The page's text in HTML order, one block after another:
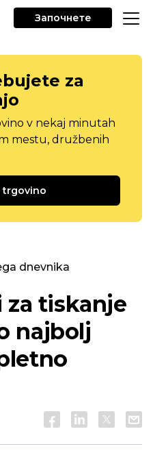
Започнете
za
v nekaj minutah
mestu, družbenih
trgovino
dnevnika
za tiskanje
najbolj